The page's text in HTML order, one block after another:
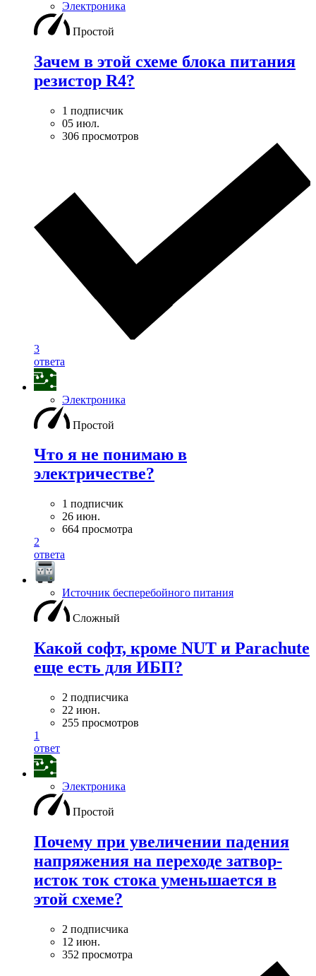
Электроника
Простой
Зачем в этой схеме блока питания
резистор R4?
1 подписчик
05 июл.
306 просмотров
3
ответа
Электроника
Простой
Что я не понимаю в
электричестве?
1 подписчик
26 июн.
664 просмотра
2
ответа
Источник бесперебойного питания
Сложный
Какой софт, кроме NUT и Parachute
еще есть для ИБП?
2 подписчика
22 июн.
255 просмотров
1
ответ
Электроника
Простой
Почему при увеличении падения
напряжения на переходе затвор-
исток ток стока уменьшается в
этой схеме?
2 подписчика
12 июн.
352 просмотра